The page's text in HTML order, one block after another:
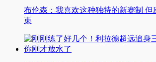
布伦森：我喜欢这种独特的新赛制
束